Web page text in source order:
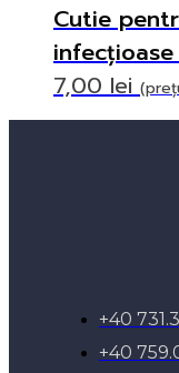
Cutie
infecțioase
7,00 lei
+40
+40